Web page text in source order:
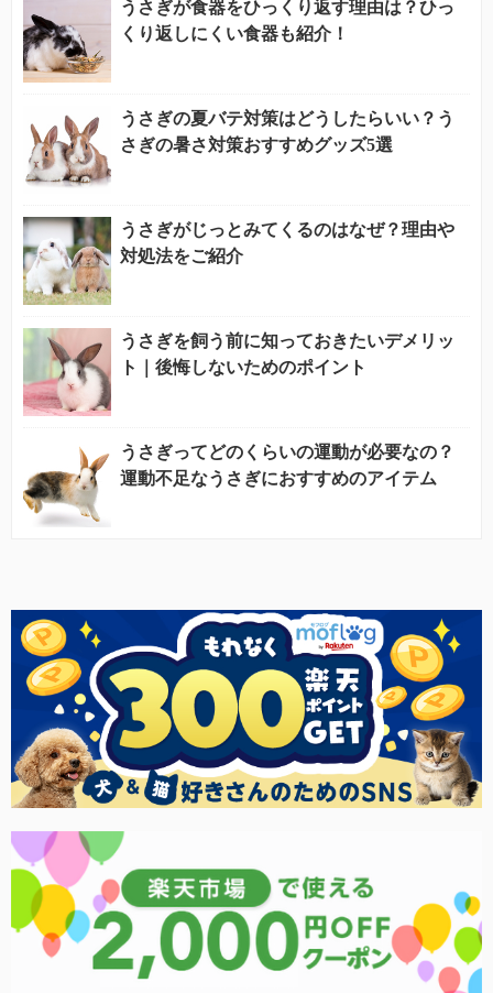
うさぎが食器をひっくり返す理由は？ひっ
くり返しにくい食器も紹介！
うさぎの夏バテ対策はどうしたらいい？う
さぎの暑さ対策おすすめグッズ5選
うさぎがじっとみてくるのはなぜ？理由や
対処法をご紹介
うさぎを飼う前に知っておきたいデメリッ
ト｜後悔しないためのポイント
うさぎってどのくらいの運動が必要なの？
運動不足なうさぎにおすすめのアイテム